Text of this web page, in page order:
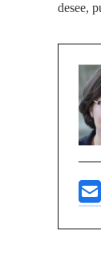
desee,